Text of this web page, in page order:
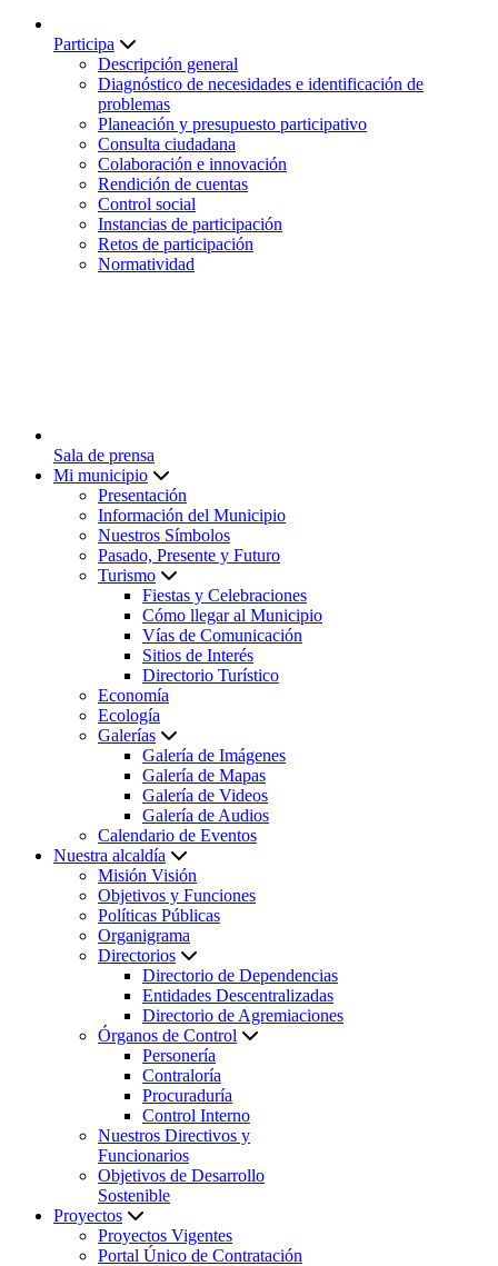
Participa
Descripción general
Diagnóstico de necesidades e identificación de
problemas
Planeación y presupuesto participativo
Consulta ciudadana
Colaboración e innovación
Rendición de cuentas
Control social
Instancias de participación
Retos de participación
Normatividad
Sala de prensa
Mi municipio
Presentación
Información del Municipio
Nuestros Símbolos
Pasado, Presente y Futuro
Turismo
Fiestas y Celebraciones
Cómo llegar al Municipio
Vías de Comunicación
Sitios de Interés
Directorio Turístico
Economía
Ecología
Galerías
Galería de Imágenes
Galería de Mapas
Galería de Videos
Galería de Audios
Calendario de Eventos
Nuestra alcaldía
Misión Visión
Objetivos y Funciones
Políticas Públicas
Organigrama
Directorios
Directorio de Dependencias
Entidades Descentralizadas
Directorio de Agremiaciones
Órganos de Control
Personería
Contraloría
Procuraduría
Control Interno
Nuestros Directivos y
Funcionarios
Objetivos de Desarrollo
Sostenible
Proyectos
Proyectos Vigentes
Portal Único de Contratación